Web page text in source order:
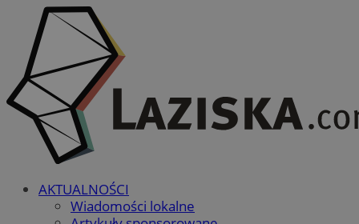
AKTUALNOŚCI
Wiadomości lokalne